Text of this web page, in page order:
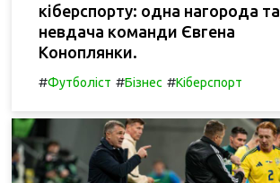
кіберспорту: одна нагорода та
невдача команди Євгена
Коноплянки.
#Футболіст #Бізнес #Кіберспорт